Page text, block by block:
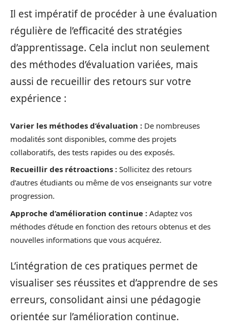
Il est impératif de procéder à une évaluation
régulière de l’efficacité des stratégies
d’apprentissage. Cela inclut non seulement
des méthodes d’évaluation variées, mais
aussi de recueillir des retours sur votre
expérience :
Varier les méthodes d’évaluation : De nombreuses
modalités sont disponibles, comme des projets
collaboratifs, des tests rapides ou des exposés.
Recueillir des rétroactions : Sollicitez des retours
d’autres étudiants ou même de vos enseignants sur votre
progression.
Approche d’amélioration continue : Adaptez vos
méthodes d’étude en fonction des retours obtenus et des
nouvelles informations que vous acquérez.
L’intégration de ces pratiques permet de
visualiser ses réussites et d’apprendre de ses
erreurs, consolidant ainsi une pédagogie
orientée sur l’amélioration continue.